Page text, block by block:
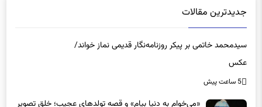
جدیدترین مقالات
سیدمحمد خاتمی بر پیکر روزنامه‌نگار قدیمی نماز خواند/
عکس
5 ساعت پیش
«می‌خوام به دنیا بیام» و قصه تولدهای عجیب؛ خلق تصویر